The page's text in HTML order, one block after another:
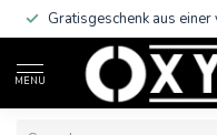
Gratisgeschenk aus
MENU